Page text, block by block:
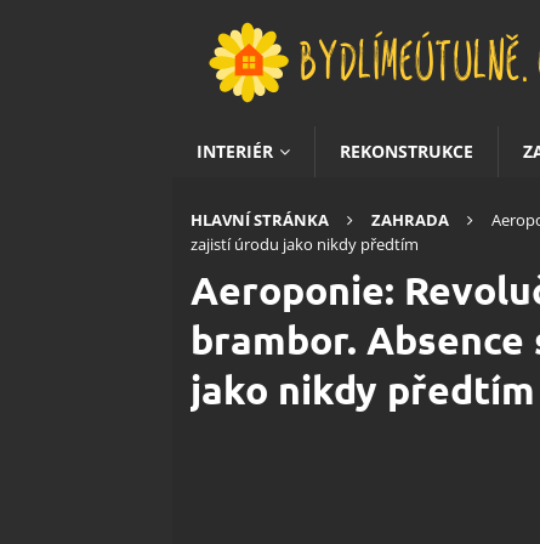
INTERIÉR REKONSTRUKCE
HLAVNÍ STRÁNKA ZAHRADA
zajistí úrodu jako nikdy předtím
Aeroponie:
brambor.
jako nikdy předtím